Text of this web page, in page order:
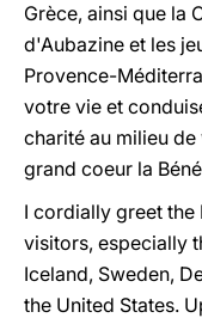
Grèce, ainsi que la
d'Aubazine et les
Provence-
votre vie et
charité au milieu
grand coeur la
I cordially greet
visitors, especially
Iceland, Sweden,
the United States.